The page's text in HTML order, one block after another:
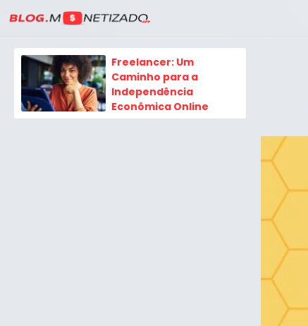
Freelancer: Um
Caminho para a
Independência
Econômica Online